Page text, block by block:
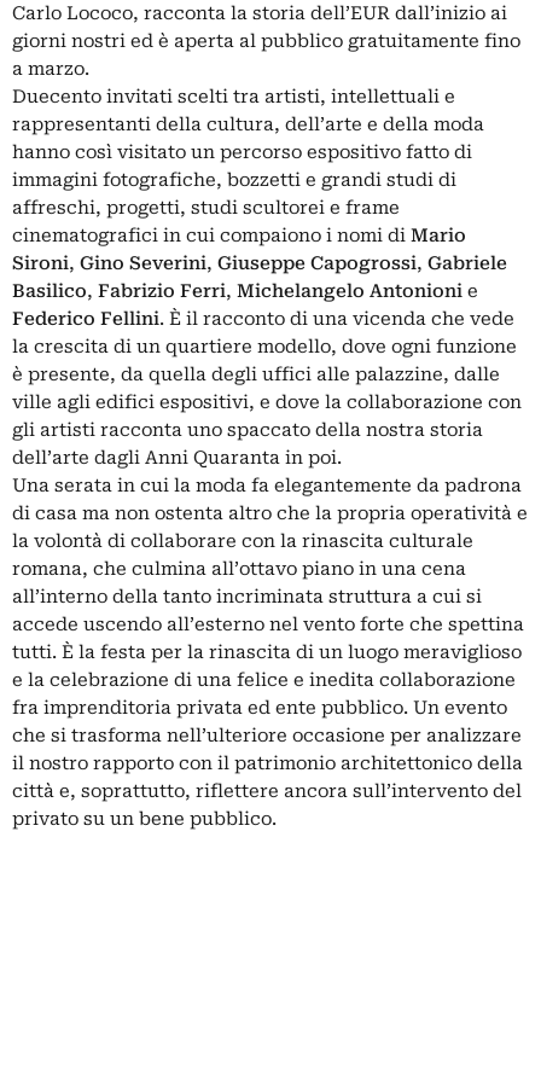
Carlo Lococo, racconta la storia dell’EUR dall’inizio ai
giorni nostri ed è aperta al pubblico gratuitamente fino
a marzo.
Duecento invitati scelti tra artisti, intellettuali e
rappresentanti della cultura, dell’arte e della moda
hanno così visitato un percorso espositivo fatto di
immagini fotografiche, bozzetti e grandi studi di
affreschi, progetti, studi scultorei e frame
cinematografici in cui compaiono i nomi di Mario
Sironi, Gino Severini, Giuseppe Capogrossi, Gabriele
Basilico, Fabrizio Ferri, Michelangelo Antonioni e
Federico Fellini. È il racconto di una vicenda che vede
la crescita di un quartiere modello, dove ogni funzione
è presente, da quella degli uffici alle palazzine, dalle
ville agli edifici espositivi, e dove la collaborazione con
gli artisti racconta uno spaccato della nostra storia
dell’arte dagli Anni Quaranta in poi.
Una serata in cui la moda fa elegantemente da padrona
di casa ma non ostenta altro che la propria operatività e
la volontà di collaborare con la rinascita culturale
romana, che culmina all’ottavo piano in una cena
all’interno della tanto incriminata struttura a cui si
accede uscendo all’esterno nel vento forte che spettina
tutti. È la festa per la rinascita di un luogo meraviglioso
e la celebrazione di una felice e inedita collaborazione
fra imprenditoria privata ed ente pubblico. Un evento
che si trasforma nell’ulteriore occasione per analizzare
il nostro rapporto con il patrimonio architettonico della
città e, soprattutto, riflettere ancora sull’intervento del
privato su un bene pubblico.